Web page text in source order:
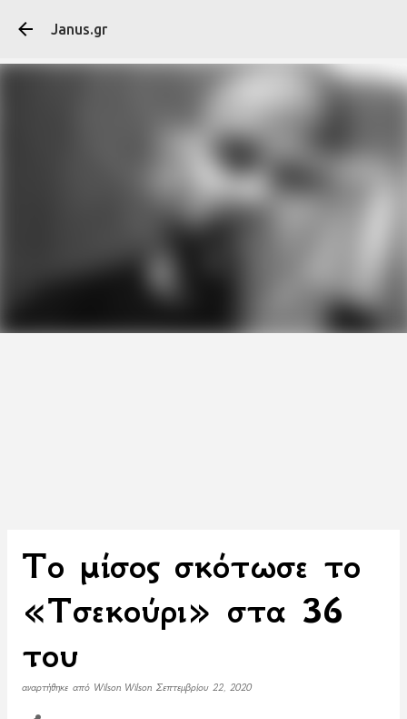
Janus.gr
To μίσος σκότωσε το
«Τσεκούρι» στα 36
του
αναρτήθηκε από Wilson Wilson Σεπτεμβρίου 22, 2020